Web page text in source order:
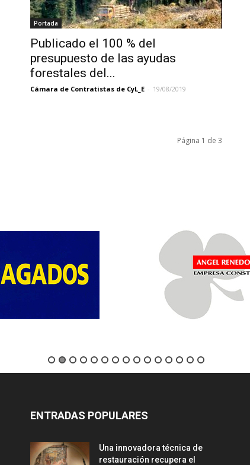
Portada
Publicado el 100 % del
presupuesto de las ayudas
forestales del...
Cámara de Contratistas de CyL_E - 19/08/2019
Página 1 de 3
ENTRADAS POPULARES
Una innovadora técnica de
restauración recupera el